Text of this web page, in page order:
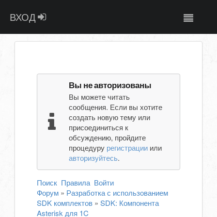
ВХОД
Вы не авторизованы
Вы можете читать
сообщения. Если вы хотите
создать новую тему или
присоединиться к
обсуждению, пройдите
процедуру регистрацииили
авторизуйтесь.
Поиск Правила Войти
Форум » Разработка с использованием
SDK комплектов » SDK: Компонента
Asterisk для 1C